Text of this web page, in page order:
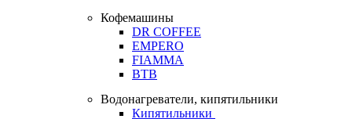
Кофемашины
DR COFFEE
EMPERO
FIAMMA
BTB
Водонагреватели, кипятильники
Кипятильники